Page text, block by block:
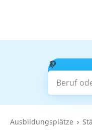
Beruf
Ausbildungsplätze